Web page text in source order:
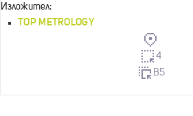
Изложител:
TOP METROLOGY
4
B5